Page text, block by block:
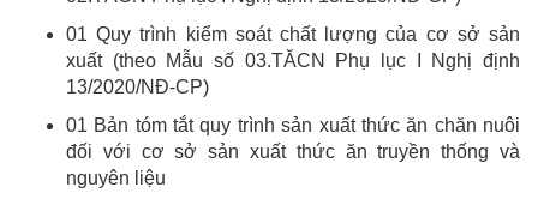
01 Quy trình kiểm soát chất lượng của cơ sở sản
xuất (theo Mẫu số 03.TĂCN Phụ lục I Nghị định
13/2020/NĐ-CP)
01 Bản tóm tắt quy trình sản xuất thức ăn chăn nuôi
đối với cơ sở sản xuất thức ăn truyền thống và
nguyên liệu